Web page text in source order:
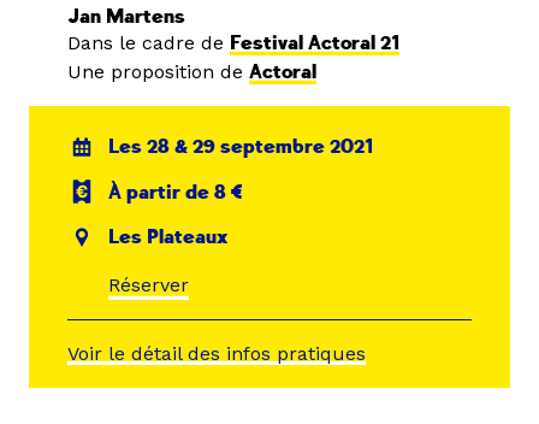
Jan Martens
Dans le cadre de Festival Actoral 21
Une proposition de Actoral
Les 28 & 29 septembre 2021
À partir de 8 €
Les Plateaux
Réserver
Voir le détail des infos pratiques